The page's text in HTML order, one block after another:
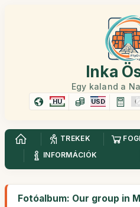
Inka
Egy kaland a
HU USD
TREKEK
INFORMÁCIÓK
Fotóalbum: Our group in